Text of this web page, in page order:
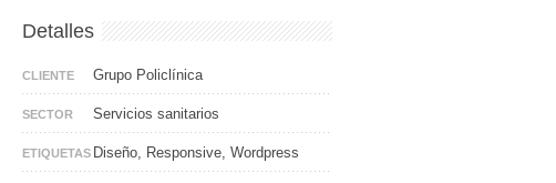
Detalles
CLIENTE Grupo Policlínica
SECTOR Servicios sanitarios
ETIQUETASDiseño, Responsive, Wordpress